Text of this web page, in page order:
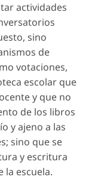
actividades
sino
de
votaciones,
escolar que
y que no
de los libros
y ajeno a las
sino que se
y escritura
la escuela.